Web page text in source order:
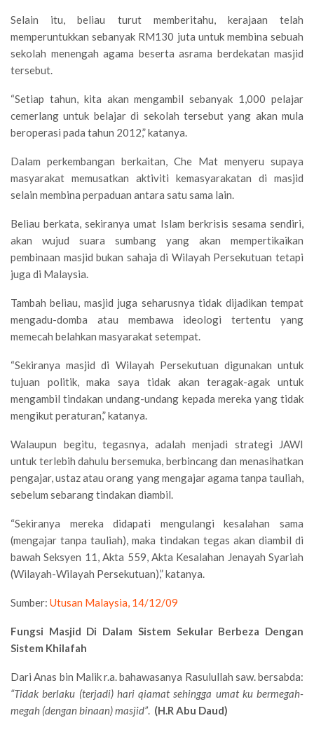
Selain itu, beliau turut memberitahu, kerajaan telah
memperuntukkan sebanyak RM130 juta untuk membina sebuah
sekolah menengah agama beserta asrama berdekatan masjid
tersebut.
“Setiap tahun, kita akan mengambil sebanyak 1,000 pelajar
cemerlang untuk belajar di sekolah tersebut yang akan mula
beroperasi pada tahun 2012,” katanya.
Dalam perkembangan berkaitan, Che Mat menyeru supaya
masyarakat memusatkan aktiviti kemasyarakatan di masjid
selain membina perpaduan antara satu sama lain.
Beliau berkata, sekiranya umat Islam berkrisis sesama sendiri,
akan wujud suara sumbang yang akan mempertikaikan
pembinaan masjid bukan sahaja di Wilayah Persekutuan tetapi
juga di Malaysia.
Tambah beliau, masjid juga seharusnya tidak dijadikan tempat
mengadu-domba atau membawa ideologi tertentu yang
memecah belahkan masyarakat setempat.
“Sekiranya masjid di Wilayah Persekutuan digunakan untuk
tujuan politik, maka saya tidak akan teragak-agak untuk
mengambil tindakan undang-undang kepada mereka yang tidak
mengikut peraturan,” katanya.
Walaupun begitu, tegasnya, adalah menjadi strategi JAWI
untuk terlebih dahulu bersemuka, berbincang dan menasihatkan
pengajar, ustaz atau orang yang mengajar agama tanpa tauliah,
sebelum sebarang tindakan diambil.
“Sekiranya mereka didapati mengulangi kesalahan sama
(mengajar tanpa tauliah), maka tindakan tegas akan diambil di
bawah Seksyen 11, Akta 559, Akta Kesalahan Jenayah Syariah
(Wilayah-Wilayah Persekutuan),” katanya.
Sumber: Utusan Malaysia, 14/12/09
Fungsi Masjid Di Dalam Sistem Sekular Berbeza Dengan
Sistem Khilafah
Dari Anas bin Malik r.a. bahawasanya Rasulullah saw. bersabda:
“Tidak berlaku (terjadi) hari qiamat sehingga umat ku bermegah-
megah (dengan binaan) masjid”. (H.R Abu Daud)